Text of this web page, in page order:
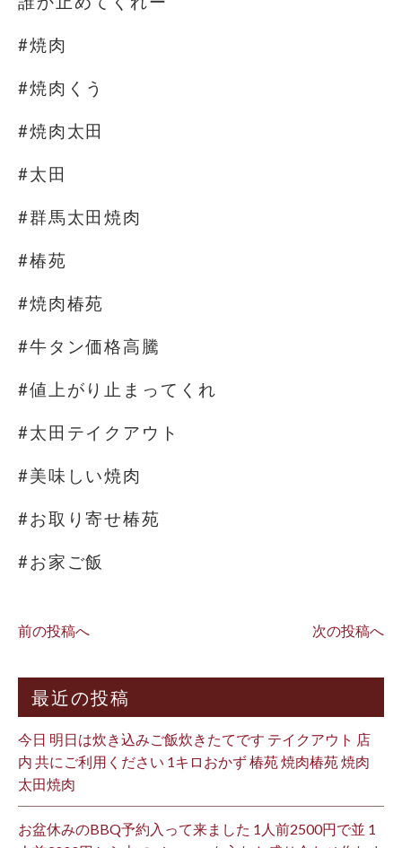
#焼肉
#焼肉くう
#焼肉太田
#太田
#群馬太田焼肉
#椿苑
#焼肉椿苑
#牛タン価格高騰
#値上がり止まってくれ
#太田テイクアウト
#美味しい焼肉
#お取り寄せ椿苑
#お家ご飯
前の投稿へ 次の投稿へ
最近の投稿
今日 明日は炊き込みご飯炊きたてです テイクアウト 店
内 共にご利用ください 1キロおかず 椿苑 焼肉椿苑 焼肉
太田焼肉
お盆休みのBBQ予約入って来ました 1人前2500円で並 1